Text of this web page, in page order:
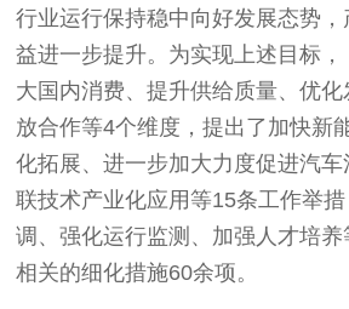
行业运行保持稳中向好发展态势
益进一步提升。为实现上述目标
大国内消费、提升供给质量、优
放合作等4个维度，提出了加快新
化拓展、进一步加大力度促进汽车
联技术产业化应用等15条工作举
调、强化运行监测、加强人才培养
相关的细化措施60余项。